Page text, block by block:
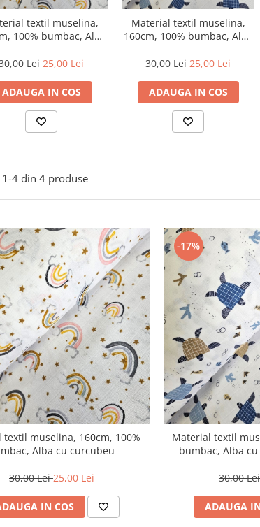
textil muselina,
100% bumbac, Alba
Lei25,00 Lei
ADAUGA IN COS
Material textil muselina,
160cm, 100% bumbac, Alba
30,00 Lei25,00 Lei
ADAUGA IN COS
1-4 din 4 produse
textil muselina, 160cm, 100%
Alba cu curcubeu
30,00 Lei25,00 Lei
IN COS
-17%
Material textil
bumbac, Alba
30,00
ADAUGA